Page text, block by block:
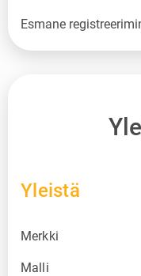
Esmane
Yleistä
Merkki
Malli